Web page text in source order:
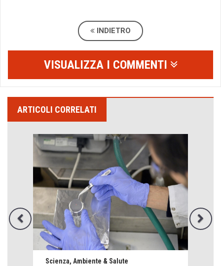
INDIETRO
VISUALIZZA I COMMENTI
ARTICOLI CORRELATI
Scienza, Ambiente & Salute